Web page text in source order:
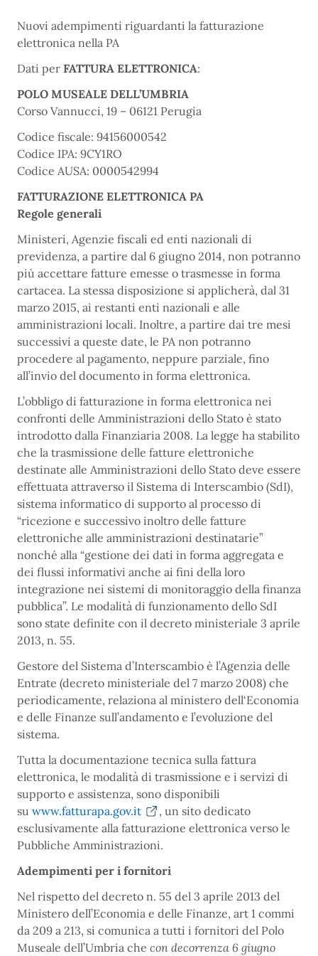
Nuovi adempimenti riguardanti la fatturazione
elettronica nella PA
Dati per FATTURA ELETTRONICA:
POLO MUSEALE DELL’UMBRIA
Corso Vannucci, 19 – 06121 Perugia
Codice fiscale: 94156000542
Codice IPA: 9CY1RO
Codice AUSA: 0000542994
FATTURAZIONE ELETTRONICA PA
Regole generali
Ministeri, Agenzie fiscali ed enti nazionali di
previdenza, a partire dal 6 giugno 2014, non potranno
più accettare fatture emesse o trasmesse in forma
cartacea. La stessa disposizione si applicherà, dal 31
marzo 2015, ai restanti enti nazionali e alle
amministrazioni locali. Inoltre, a partire dai tre mesi
successivi a queste date, le PA non potranno
procedere al pagamento, neppure parziale, fino
all’invio del documento in forma elettronica.
L’obbligo di fatturazione in forma elettronica nei
confronti delle Amministrazioni dello Stato è stato
introdotto dalla Finanziaria 2008. La legge ha stabilito
che la trasmissione delle fatture elettroniche
destinate alle Amministrazioni dello Stato deve essere
effettuata attraverso il Sistema di Interscambio (SdI),
sistema informatico di supporto al processo di
“ricezione e successivo inoltro delle fatture
elettroniche alle amministrazioni destinatarie”
nonché alla “gestione dei dati in forma aggregata e
dei flussi informativi anche ai fini della loro
integrazione nei sistemi di monitoraggio della finanza
pubblica”. Le modalità di funzionamento dello SdI
sono state definite con il decreto ministeriale 3 aprile
2013, n. 55.
Gestore del Sistema d’Interscambio è l’Agenzia delle
Entrate (decreto ministeriale del 7 marzo 2008) che
periodicamente, relaziona al ministero dell‘Economia
e delle Finanze sull’andamento e l’evoluzione del
sistema.
Tutta la documentazione tecnica sulla fattura
elettronica, le modalità di trasmissione e i servizi di
supporto e assistenza, sono disponibili
su www.fatturapa.gov.it
, un sito dedicato
esclusivamente alla fatturazione elettronica verso le
Pubbliche Amministrazioni.
Adempimenti per i fornitori
Nel rispetto del decreto n. 55 del 3 aprile 2013 del
Ministero dell’Economia e delle Finanze, art 1 commi
da 209 a 213, si comunica a tutti i fornitori del Polo
Museale dell’Umbria che con decorrenza 6 giugno